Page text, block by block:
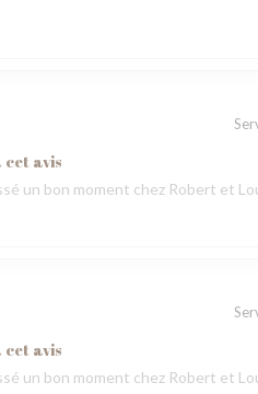
avis
un bon moment chez Robert et
avis
un bon moment chez Robert et